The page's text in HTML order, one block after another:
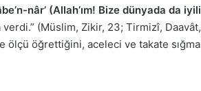
nâr’ (Allah’ım! Bize dünyada da
(Müslim, Zikir, 23; Tirmizî,
ölçü öğrettiğini, aceleci ve takate